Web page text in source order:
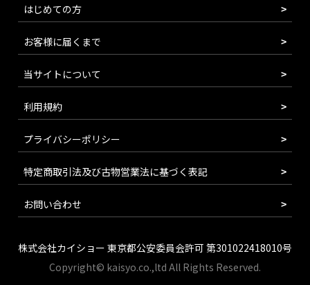
はじめての方
お客様に届くまで
当サイトについて
利用規約
プライバシーポリシー
特定商取引法及び古物営業法に基づく表記
お問い合わせ
株式会社カイショー 東京都公安委員会許可 第301022418010号
Copyright© kaisyo.co.,ltd All Rights Reserved.